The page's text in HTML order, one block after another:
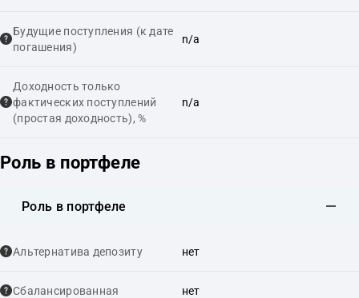
Будущие поступления (к дате
погашения)
n/a
Доходность только
фактических поступлений
(простая доходность), %
n/a
Роль в портфеле
Роль в портфеле
Альтернатива депозиту нет
Сбалансированная нет